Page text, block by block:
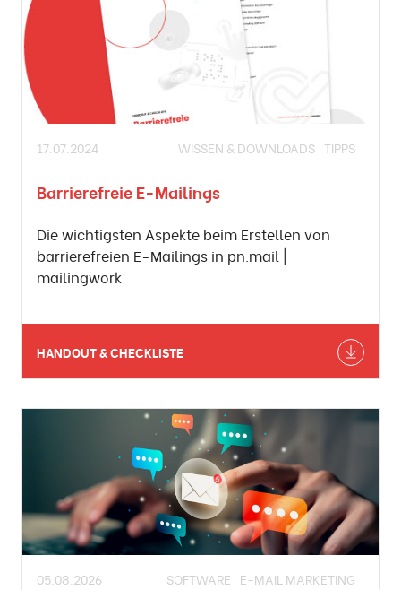
17.07.2024 WISSEN & DOWNLOADS TIPPS
Barrierefreie E-Mailings
Die wichtigsten Aspekte beim Erstellen von
barrierefreien E-Mailings in pn.mail |
mailingwork
HANDOUT & CHECKLISTE
05.08.2026 SOFTWARE E-MAIL MARKETING